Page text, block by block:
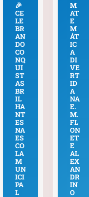
🎉
CE
LE
BR
AN
DO
CO
NQ
UI
ST
AS
BR
IL
HA
NT
ES
NA
ES
CO
LA
M
UN
ICI
PA
L
M
AT
E
M
ÁT
IC
A
DI
VE
RT
ID
A
NA
E.
M.
FL
ON
ET
E
AL
EX
AN
DR
IN
O